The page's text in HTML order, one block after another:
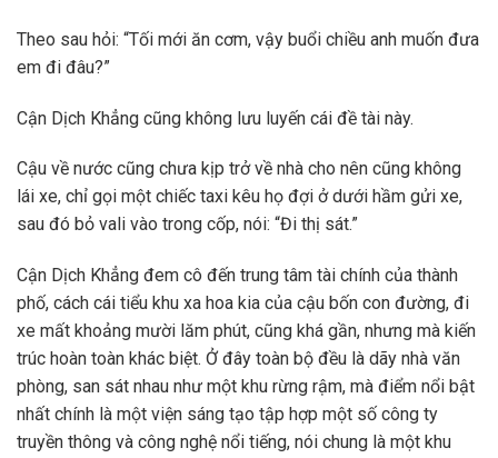
Theo sau hỏi: “Tối mới ăn cơm, vậy buổi chiều anh muốn đưa
em đi đâu?”
Cận Dịch Khẳng cũng không lưu luyến cái đề tài này.
Cậu về nước cũng chưa kịp trở về nhà cho nên cũng không
lái xe, chỉ gọi một chiếc taxi kêu họ đợi ở dưới hầm gửi xe,
sau đó bỏ vali vào trong cốp, nói: “Đi thị sát.”
Cận Dịch Khẳng đem cô đến trung tâm tài chính của thành
phố, cách cái tiểu khu xa hoa kia của cậu bốn con đường, đi
xe mất khoảng mười lăm phút, cũng khá gần, nhưng mà kiến
trúc hoàn toàn khác biệt. Ở đây toàn bộ đều là dãy nhà văn
phòng, san sát nhau như một khu rừng rậm, mà điểm nổi bật
nhất chính là một viện sáng tạo tập hợp một số công ty
truyền thông và công nghệ nổi tiếng, nói chung là một khu